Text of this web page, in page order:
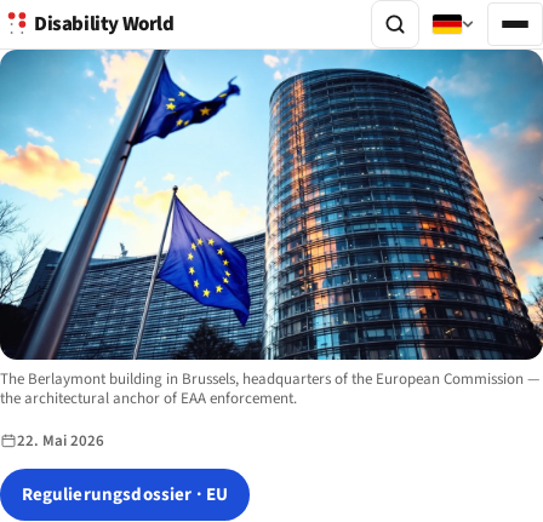
Disability World
Image description:
The Berlaymont building in Brussels, headquarters of the European Commission —
the architectural anchor of EAA enforcement.
22. Mai 2026
Regulierungsdossier · EU